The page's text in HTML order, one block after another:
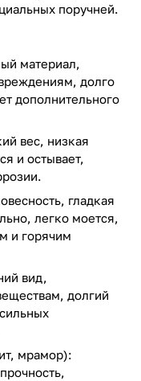
поручней.
материал,
долго
дополнительного
вес, низкая
и остывает,
гладкая
легко моется,
и горячим
вид,
долгий
мрамор):